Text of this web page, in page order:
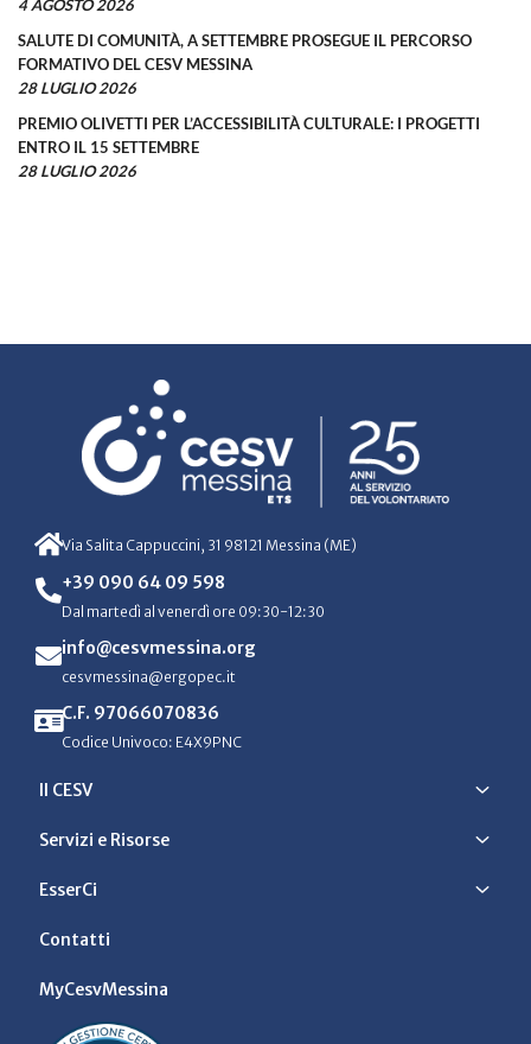
4 AGOSTO 2026
SALUTE DI COMUNITÀ, A SETTEMBRE PROSEGUE IL PERCORSO
FORMATIVO DEL CESV MESSINA
28 LUGLIO 2026
PREMIO OLIVETTI PER L’ACCESSIBILITÀ CULTURALE: I PROGETTI
ENTRO IL 15 SETTEMBRE
28 LUGLIO 2026
Via Salita Cappuccini, 31 98121 Messina (ME)
+39 090 64 09 598
Dal martedì al venerdì ore 09:30-12:30
info@cesvmessina.org
cesvmessina@ergopec.it
C.F. 97066070836
Codice Univoco: E4X9PNC
Il CESV
Servizi e Risorse
EsserCi
Contatti
MyCesvMessina